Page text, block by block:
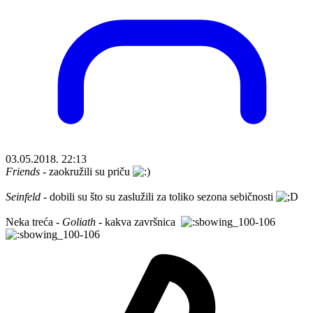
03.05.2018. 22:13
Friends - zaokružili su priču
Seinfeld - dobili su što su zaslužili za toliko sezona sebičnosti
Neka treća - Goliath - kakva završnica